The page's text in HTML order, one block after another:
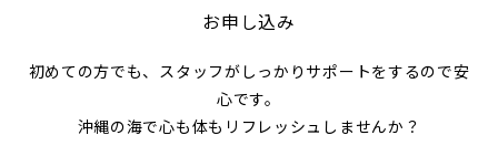
お申し込み
初めての方でも、スタッフがしっかりサポートをするので安
心です。
沖縄の海で心も体もリフレッシュしませんか？